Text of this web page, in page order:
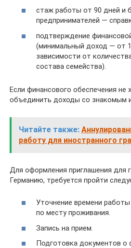
стаж работы от 90 дней и
предпринимателей —
подтверждение
(минимальный доход — от
зависимости от
состава семейства).
Если финансового обеспечения не
объединить доходы со знакомым
Читайте также:
работу для иностранного
Для оформления приглашения для
Германию, требуется пройти
Уточнение времени
по месту проживания.
Запись на прием.
Подготовка документов о